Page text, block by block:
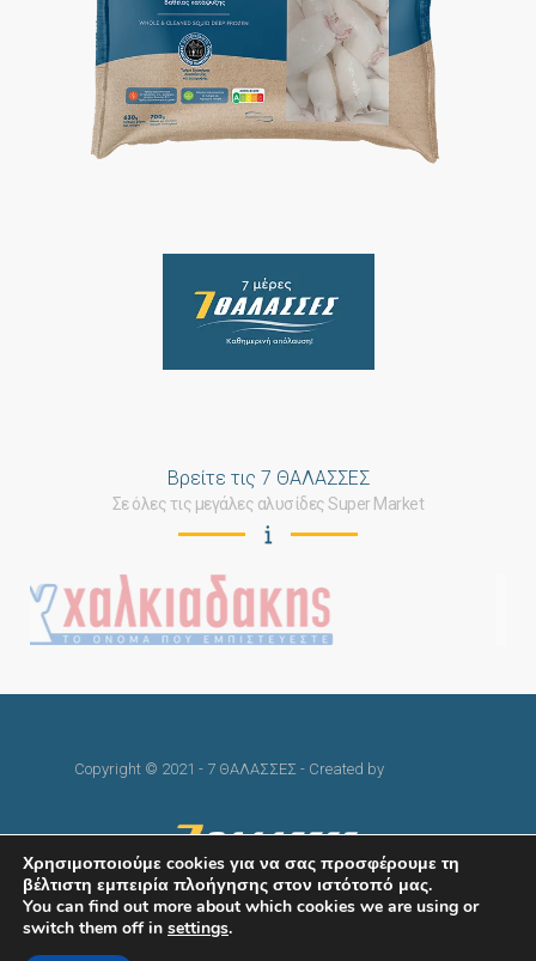
Βρείτε τις 7 ΘΑΛΑΣΣΕΣ
Σε όλες τις μεγάλες αλυσίδες Super Market
Copyright © 2021 - 7 ΘΑΛΑΣΣΕΣ - Created by
Χρησιμοποιούμε cookies για να σας προσφέρουμε τη
βέλτιστη εμπειρία πλοήγησης στον ιστότοπό μας.
You can find out more about which cookies we are using or
switch them off in settings.